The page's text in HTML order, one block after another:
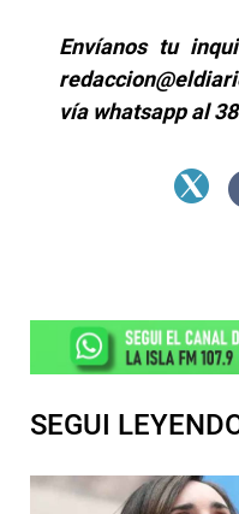
Envíanos tu
vía whatsapp al
SEGUI